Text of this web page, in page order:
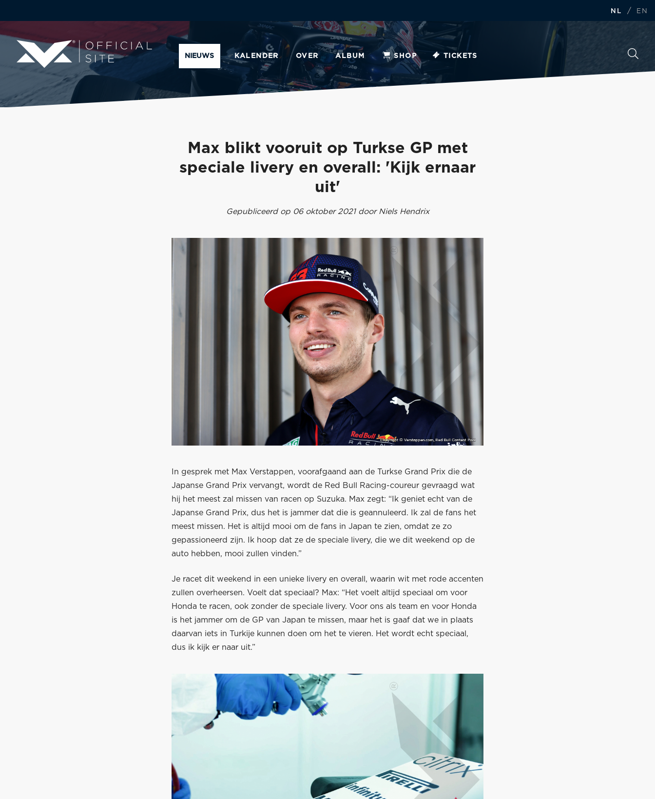
NL / EN
NIEUWS KALENDER OVER ALBUM SHOP TICKETS
Max blikt vooruit op Turkse GP met
speciale livery en overall: 'Kijk ernaar
uit'
Gepubliceerd op 06 oktober 2021 door Niels Hendrix
In gesprek met Max Verstappen, voorafgaand aan de Turkse Grand Prix die de
Japanse Grand Prix vervangt, wordt de Red Bull Racing-coureur gevraagd wat
hij het meest zal missen van racen op Suzuka. Max zegt: “Ik geniet echt van de
Japanse Grand Prix, dus het is jammer dat die is geannuleerd. Ik zal de fans het
meest missen. Het is altijd mooi om de fans in Japan te zien, omdat ze zo
gepassioneerd zijn. Ik hoop dat ze de speciale livery, die we dit weekend op de
auto hebben, mooi zullen vinden.”
Je racet dit weekend in een unieke livery en overall, waarin wit met rode accenten
zullen overheersen. Voelt dat speciaal? Max: “Het voelt altijd speciaal om voor
Honda te racen, ook zonder de speciale livery. Voor ons als team en voor Honda
is het jammer om de GP van Japan te missen, maar het is gaaf dat we in plaats
daarvan iets in Turkije kunnen doen om het te vieren. Het wordt echt speciaal,
dus ik kijk er naar uit.”